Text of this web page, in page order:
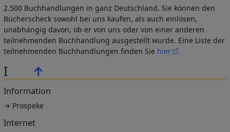
2.500 Buchhandlungen in ganz Deutschland. Sie können den
Bücherscheck sowohl bei uns kaufen, als auch einlösen,
unabhängig davon, ob er von uns oder von einer anderen
teilnehmenden Buchhandlung ausgestellt wurde. Eine Liste der
teilnehmenden Buchhandlungen finden Sie hier .
I ↑
Information
→ Prospeke
Internet